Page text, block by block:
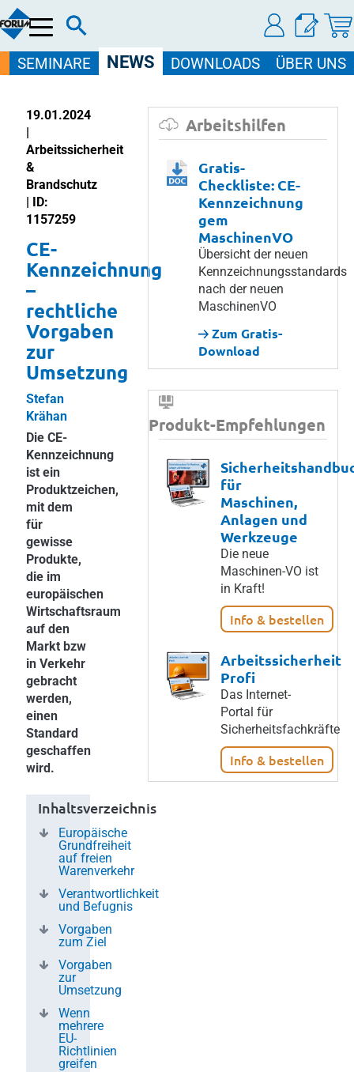
Menü
SEMINARE NEWS DOWNLOADS ÜBER UNS
19.01.2024
|
Arbeitssicherheit
&
Brandschutz
| ID:
1157259
CE-
Kennzeichnung
–
rechtliche
Vorgaben
zur
Umsetzung
Stefan
Krähan
Die CE-
Kennzeichnung
ist ein
Produktzeichen,
mit dem
für
gewisse
Produkte,
die im
europäischen
Wirtschaftsraum
auf den
Markt bzw
in Verkehr
gebracht
werden,
einen
Standard
geschaffen
wird.
Inhaltsverzeichnis
Europäische
Grundfreiheit
auf freien
Warenverkehr
Verantwortlichkeit
und Befugnis
Vorgaben
zum Ziel
Vorgaben
zur
Umsetzung
Wenn
mehrere
EU-
Richtlinien
greifen
Arbeitshilfen
Gratis-
Checkliste: CE-
Kennzeichnung
gem
MaschinenVO
Übersicht der neuen
Kennzeichnungsstandards
nach der neuen
MaschinenVO
Zum Gratis-
Download
Produkt-Empfehlungen
für
Maschinen,
Anlagen und
Werkzeuge
Die neue
Maschinen-VO ist
in Kraft!
Info & bestellen
Arbeitssicherheit
Profi
Das Internet-
Portal für
Sicherheitsfachkräfte
Info & bestellen